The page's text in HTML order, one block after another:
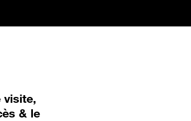
visite,
& le